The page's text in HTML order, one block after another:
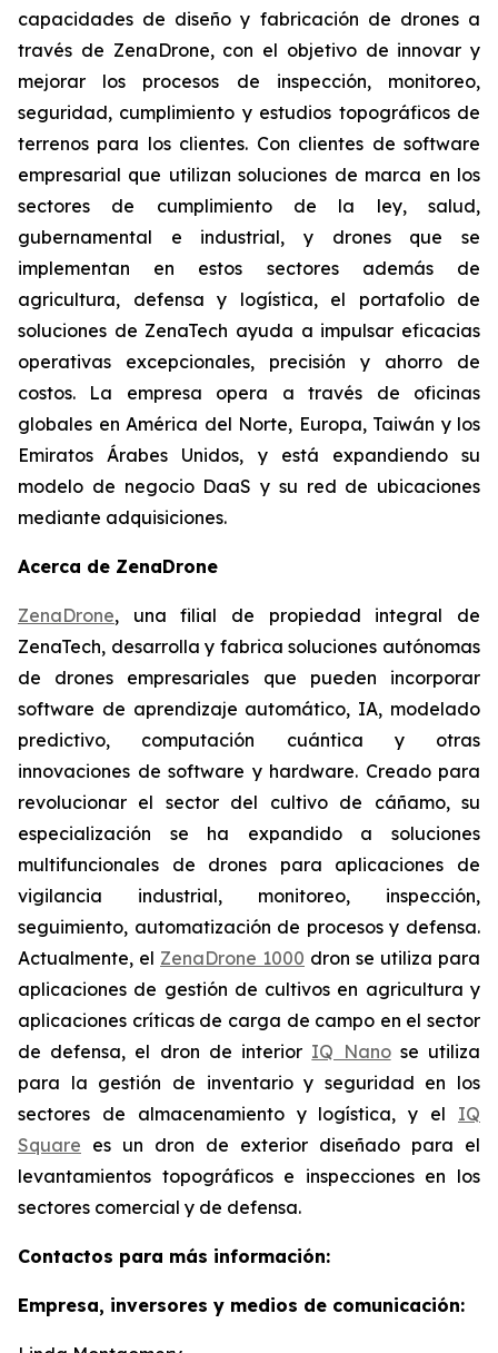
capacidades de diseño y fabricación de drones a
través de ZenaDrone, con el objetivo de innovar y
mejorar los procesos de inspección, monitoreo,
seguridad, cumplimiento y estudios topográficos de
terrenos para los clientes. Con clientes de software
empresarial que utilizan soluciones de marca en los
sectores de cumplimiento de la ley, salud,
gubernamental e industrial, y drones que se
implementan en estos sectores además de
agricultura, defensa y logística, el portafolio de
soluciones de ZenaTech ayuda a impulsar eficacias
operativas excepcionales, precisión y ahorro de
costos. La empresa opera a través de oficinas
globales en América del Norte, Europa, Taiwán y los
Emiratos Árabes Unidos, y está expandiendo su
modelo de negocio DaaS y su red de ubicaciones
mediante adquisiciones.
Acerca de ZenaDrone
ZenaDrone, una filial de propiedad integral de
ZenaTech, desarrolla y fabrica soluciones autónomas
de drones empresariales que pueden incorporar
software de aprendizaje automático, IA, modelado
predictivo, computación cuántica y otras
innovaciones de software y hardware. Creado para
revolucionar el sector del cultivo de cáñamo, su
especialización se ha expandido a soluciones
multifuncionales de drones para aplicaciones de
vigilancia industrial, monitoreo, inspección,
seguimiento, automatización de procesos y defensa.
Actualmente, el ZenaDrone 1000 dron se utiliza para
aplicaciones de gestión de cultivos en agricultura y
aplicaciones críticas de carga de campo en el sector
de defensa, el dron de interior IQ Nanose utiliza
para la gestión de inventario y seguridad en los
sectores de almacenamiento y logística, y el IQ
Square es un dron de exterior diseñado para el
levantamientos topográficos e inspecciones en los
sectores comercial y de defensa.
Contactos para más información:
Empresa, inversores y medios de comunicación: